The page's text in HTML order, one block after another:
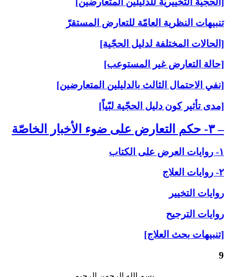
تنبيهات النظرية العامّة للتعارض المستقرّ
[الحالات المختلفة لدليل الحجّية]
[حالة التعارض غير المستوعب]
[نفي الاحتمال الثالث بالدليلين المتعارضين]
[مدى تأثير كون دليل الحجّية لبّياً]
– ۳- حكم التعارض على‏ ضوء الأخبار الخاصّة
۱- روايات العرض على‏ الكتاب
۲- روايات العلاج‏
روايات التخيير
روايات الترجيح
[تنبيهات بحث العلاج]
9